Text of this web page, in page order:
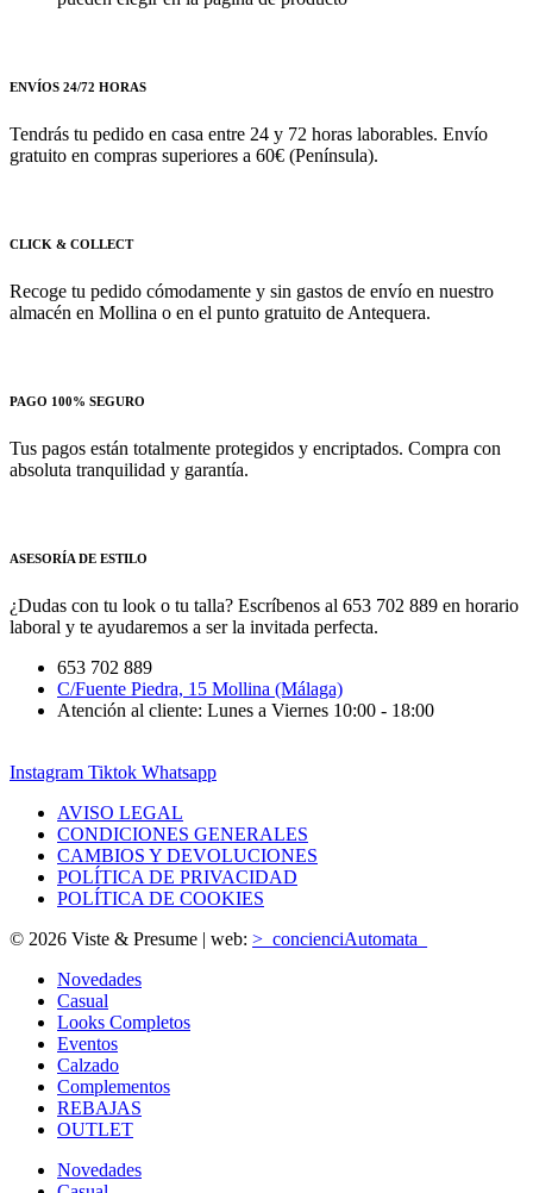
ENVÍOS 24/72 HORAS
Tendrás tu pedido en casa entre 24 y 72 horas laborables. Envío
gratuito en compras superiores a 60€ (Península).
CLICK & COLLECT
Recoge tu pedido cómodamente y sin gastos de envío en nuestro
almacén en Mollina o en el punto gratuito de Antequera.
PAGO 100% SEGURO
Tus pagos están totalmente protegidos y encriptados. Compra con
absoluta tranquilidad y garantía.
ASESORÍA DE ESTILO
¿Dudas con tu look o tu talla? Escríbenos al 653 702 889 en horario
laboral y te ayudaremos a ser la invitada perfecta.
653 702 889
C/Fuente Piedra, 15 Mollina (Málaga)
Atención al cliente: Lunes a Viernes 10:00 - 18:00
Instagram Tiktok Whatsapp
AVISO LEGAL
CONDICIONES GENERALES
CAMBIOS Y DEVOLUCIONES
POLÍTICA DE PRIVACIDAD
POLÍTICA DE COOKIES
© 2026 Viste & Presume | web: >_concienciAutomata_
Novedades
Casual
Looks Completos
Eventos
Calzado
Complementos
REBAJAS
OUTLET
Novedades